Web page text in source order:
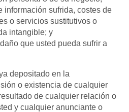
información sufrida, costes de
o servicios sustitutivos o
intangible; y
que usted pueda sufrir a
depositado en la
o existencia de cualquier
de cualquier relación o
y cualquier anunciante o